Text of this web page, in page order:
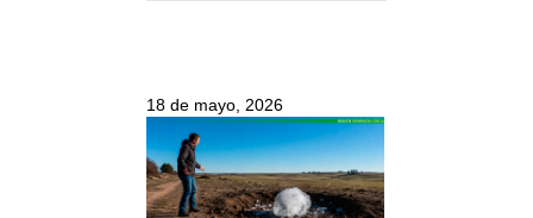
18 de mayo, 2026